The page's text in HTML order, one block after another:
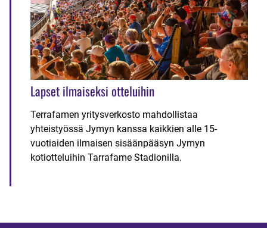
Lapset ilmaiseksi otteluihin
Terrafamen yritysverkosto mahdollistaa
yhteistyössä Jymyn kanssa kaikkien alle 15-
vuotiaiden ilmaisen sisäänpääsyn Jymyn
kotiotteluihin Tarrafame Stadionilla.